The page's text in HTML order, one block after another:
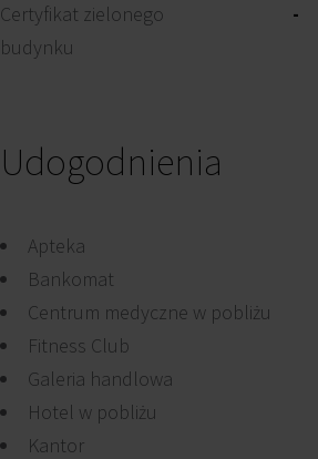
Certyfikat zielonego
budynku
-
Udogodnienia
Apteka
Bankomat
Centrum medyczne w pobliżu
Fitness Club
Galeria handlowa
Hotel w pobliżu
Kantor